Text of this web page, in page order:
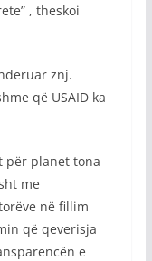
, theskoi
znj.
që USAID ka
për planet tona
me
në fillim
që qeverisja
e